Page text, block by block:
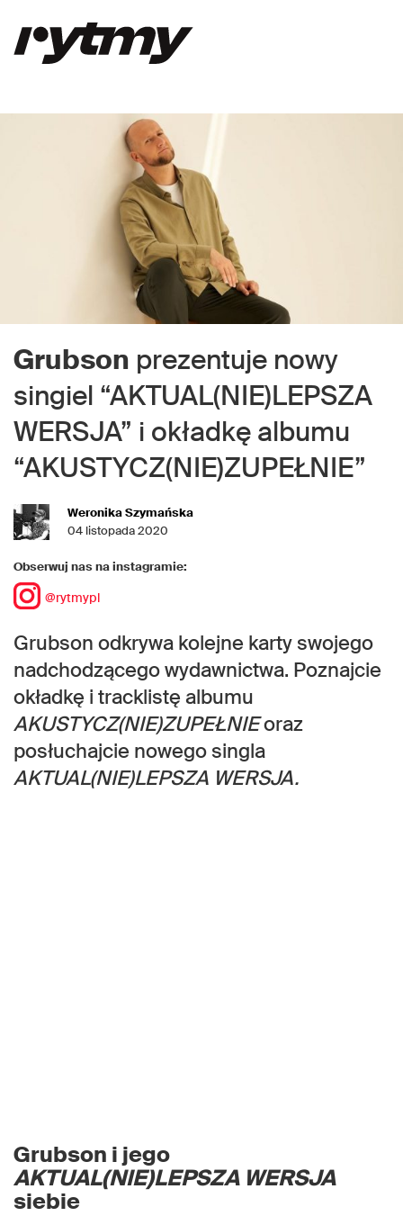
Grubson prezentuje nowy
singiel “AKTUAL(NIE)LEPSZA
WERSJA” i okładkę albumu
“AKUSTYCZ(NIE)ZUPEŁNIE”
Weronika Szymańska
04 listopada 2020
Obserwuj nas na instagramie:
@rytmypl
Grubson odkrywa kolejne karty swojego
nadchodzącego wydawnictwa. Poznajcie
okładkę i tracklistę albumu
AKUSTYCZ(NIE)ZUPEŁNIEoraz
posłuchajcie nowego singla
AKTUAL(NIE)LEPSZA WERSJA.
Grubson i jego
AKTUAL(NIE)LEPSZA WERSJA
siebie